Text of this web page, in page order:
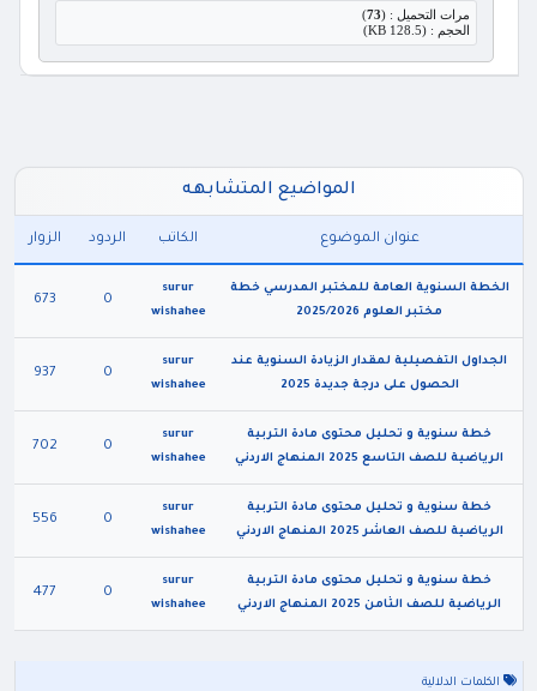
مرات التحميل : (73
)
الحجم : (128.5 KB)
المواضيع المتشابهه
عنوان الموضوع الكاتب الردود الزوار
الخطة السنوية العامة للمختبر المدرسي خطة
مختبر العلوم 2025/2026
surur
wishahee
0
673
الجداول التفصيلية لمقدار الزيادة السنوية عند
الحصول على درجة جديدة 2025
surur
wishahee
0
937
خطة سنوية و تحليل محتوى مادة التربية
الرياضية للصف التاسع 2025 المنهاج الاردني
surur
wishahee
0
702
خطة سنوية و تحليل محتوى مادة التربية
الرياضية للصف العاشر 2025 المنهاج الاردني
surur
wishahee
0
556
خطة سنوية و تحليل محتوى مادة التربية
الرياضية للصف الثامن 2025 المنهاج الاردني
surur
wishahee
0
477
الكلمات الدلالية